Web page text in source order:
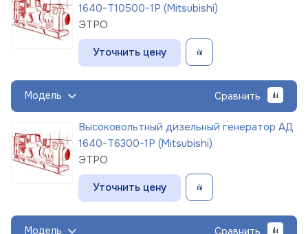
1640-Т10500-1Р (Mitsubishi)
ЭТРО
Уточнить цену
Модель Сравнить
Высоковольтный дизельный генератор АД
1640-Т6300-1Р (Mitsubishi)
ЭТРО
Уточнить цену
Модель Сравнить